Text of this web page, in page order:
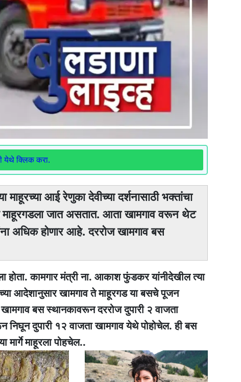
येथे क्लिक करा.
आई रेणुका देवीच्या दर्शनासाठी भक्तांचा
माहूरगडला जात असतात. आता खामगाव वरून थेट
अधिक होणार आहे. दररोज खामगाव बस
होता. कामगार मंत्री ना. आकाश फुंडकर यांनीदेखील त्या
आदेशानुसार खामगाव ते माहूरगड या बसचे पूजन
बस स्थानकावरून दररोज दुपारी २ वाजता
निघून दुपारी १२ वाजता खामगाव येथे पोहोचेल. ही बस
मार्गे माहूरला पोहचेल..